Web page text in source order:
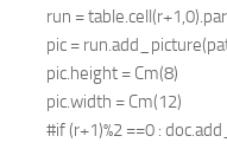
run =
pic =
pic.height = Cm(8)
pic.width = Cm(12)
#if (r+1)%2 ==0 :